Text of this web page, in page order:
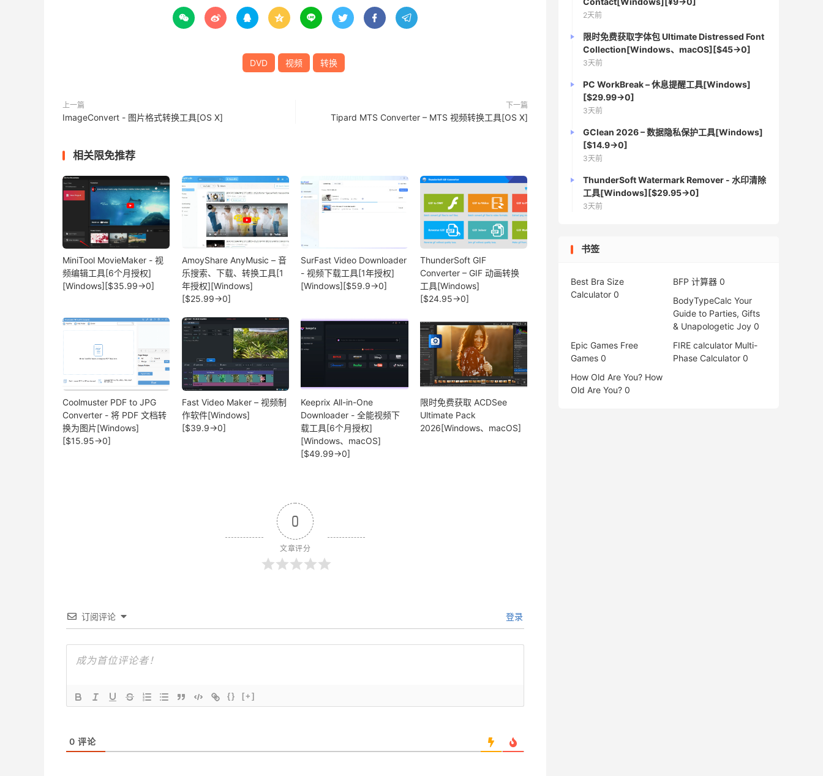
       
DVD 视频 转换
上一篇
ImageConvert - 图片格式转换工具[OS X]
下一篇
Tipard MTS Converter – MTS 视频转换工具[OS X]
相关限免推荐
MiniTool MovieMaker - 视
频编辑工具[6个月授权]
[Windows][$35.99→0]
AmoyShare AnyMusic – 音
乐搜索、下载、转换工具[1
年授权][Windows]
[$25.99→0]
SurFast Video Downloader
- 视频下载工具[1年授权]
[Windows][$59.9→0]
ThunderSoft GIF
Converter – GIF 动画转换
工具[Windows]
[$24.95→0]
Coolmuster PDF to JPG
Converter - 将 PDF 文档转
换为图片[Windows]
[$15.95→0]
Fast Video Maker – 视频制
作软件[Windows]
[$39.9→0]
Keeprix All-in-One
Downloader - 全能视频下
载工具[6个月授权]
[Windows、macOS]
[$49.99→0]
限时免费获取 ACDSee
Ultimate Pack
2026[Windows、macOS]
0
文章评分
订阅评论 登录
{} [+]
0 评论
2天前
限时免费获取字体包 Ultimate Distressed Font
Collection[Windows、macOS][$45→0]
3天前
PC WorkBreak – 休息提醒工具[Windows]
[$29.99→0]
3天前
GClean 2026 – 数据隐私保护工具[Windows]
[$14.9→0]
3天前
ThunderSoft Watermark Remover - 水印清除
工具[Windows][$29.95→0]
3天前
书签
Best Bra Size
Calculator 0
BFP 计算器 0
BodyTypeCalc Your
Guide to Parties, Gifts
& Unapologetic Joy 0
Epic Games Free
Games 0
FIRE calculator Multi-
Phase Calculator 0
How Old Are You? How
Old Are You? 0